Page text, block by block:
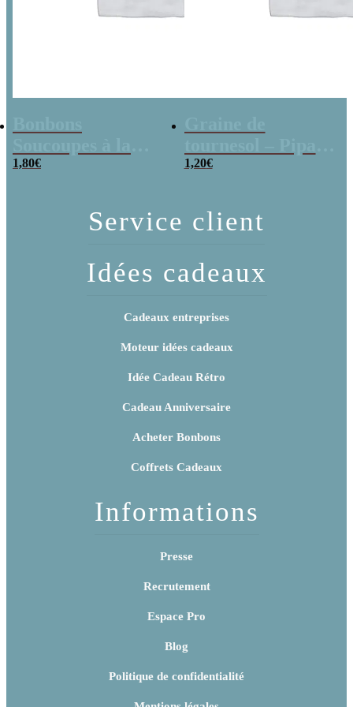
poudre (x20)
1,80€
x 3
1,20€
Service client
Idées cadeaux
Cadeaux entreprises
Moteur idées cadeaux
Idée Cadeau Rétro
Cadeau Anniversaire
Acheter Bonbons
Coffrets Cadeaux
Informations
Presse
Recrutement
Espace Pro
Blog
Politique de confidentialité